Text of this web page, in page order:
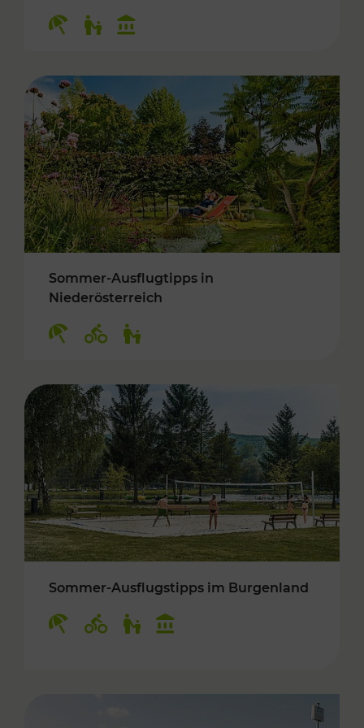
Sommer-Ausflugtipps in
Niederösterreich
Sommer-Ausflugstipps im Burgenland